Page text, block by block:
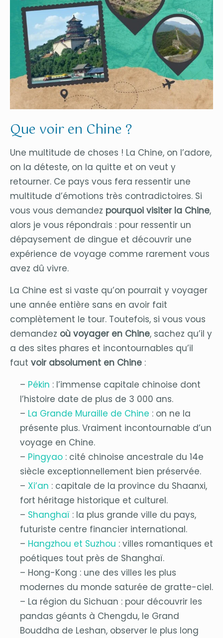
Que voir en Chine ?
Une multitude de choses ! La Chine, on l’adore,
on la déteste, on la quitte et on veut y
retourner. Ce pays vous fera ressentir une
multitude d’émotions très contradictoires. Si
vous vous demandez pourquoi visiter la Chine,
alors je vous répondrais : pour ressentir un
dépaysement de dingue et découvrir une
expérience de voyage comme rarement vous
avez dû vivre.
La Chine est si vaste qu’on pourrait y voyager
une année entière sans en avoir fait
complètement le tour. Toutefois, si vous vous
demandez où voyager en Chine, sachez qu’il y
a des sites phares et incontournables qu’il
faut voir absolument en Chine :
– Pékin : l’immense capitale chinoise dont
l’histoire date de plus de 3 000 ans.
– La Grande Muraille de Chine : on ne la
présente plus. Vraiment incontournable d’un
voyage en Chine.
– Pingyao : cité chinoise ancestrale du 14e
siècle exceptionnellement bien préservée.
– Xi’an : capitale de la province du Shaanxi,
fort héritage historique et culturel.
– Shanghaï : la plus grande ville du pays,
futuriste centre financier international.
– Hangzhou et Suzhou : villes romantiques et
poétiques tout près de Shanghaï.
– Hong-Kong : une des villes les plus
modernes du monde saturée de gratte-ciel.
– La région du Sichuan : pour découvrir les
pandas géants à Chengdu, le Grand
Bouddha de Leshan, observer le plus long